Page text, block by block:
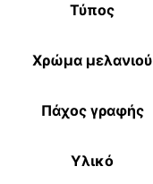
Τύπος
Χρώμα μελανιού
Πάχος γραφής
Υλικό